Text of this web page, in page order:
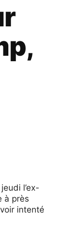
l’ex-
à près
intenté